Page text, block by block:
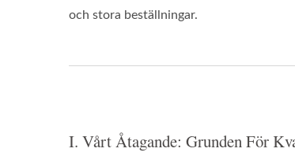
och stora beställningar.
I. Vårt Åtagande: Grunden För